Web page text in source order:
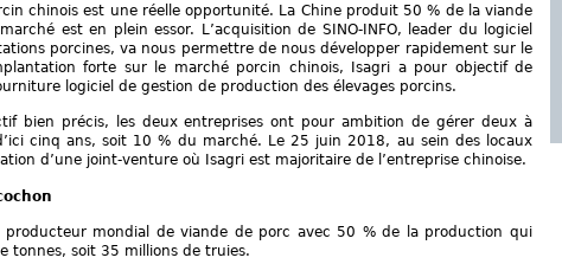
chinois est une réelle opportunité. La Chine produit 50 % de la viande
est en plein essor. L’acquisition de SINO-INFO, leader du logiciel
porcines, va nous permettre de nous développer rapidement sur le
forte sur le marché porcin chinois, Isagri a pour objectif de
logiciel de gestion de production des élevages porcins.
bien précis, les deux entreprises ont pour ambition de gérer deux à
cinq ans, soit 10 % du marché. Le 25 juin 2018, au sein des locaux
d’une joint-venture où Isagri est majoritaire de l’entreprise chinoise.
producteur mondial de viande de porc avec 50 % de la production qui
tonnes, soit 35 millions de truies.